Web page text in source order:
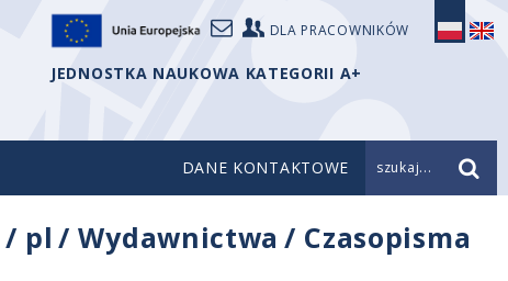
DLA PRACOWNIKÓW
JEDNOSTKA NAUKOWA KATEGORII A+
DANE KONTAKTOWE szukaj...
/ pl /Wydawnictwa / Czasopisma